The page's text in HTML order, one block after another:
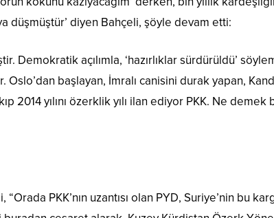
düşmüştür’ diyen Bahçeli, şöyle devam etti:
Demokratik açılımla, ‘hazırlıklar sürdürüldü’
başlayan, İmralı canisini durak yapan,
yılını özerklik yılı ilan ediyor PKK. Ne demek
PKK’nın uzantısı olan PYD, Suriye’nin bu